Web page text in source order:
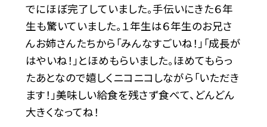
でにほぼ完了していました。手伝いにきた６年
生も驚いていました。１年生は６年生のお兄さ
んお姉さんたちから「みんなすごいね！」「成長が
はやいね！」とほめもらいました。ほめてもらっ
たあとなので嬉しくニコニコしながら「いただき
ます！」美味しい給食を残さず食べて、どんどん
大きくなってね！